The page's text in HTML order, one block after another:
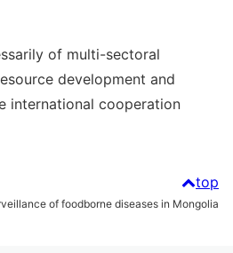
of multi-sectoral
development and
international cooperation
top
of foodborne diseases in Mongolia